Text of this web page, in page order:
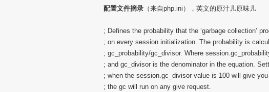
配置文件摘录 （来自php.ini），英文的原汁儿原味儿
; Defines the probability that the ‘garbage collection’
; on every session initialization. The probability is
; gc_probability/gc_divisor. Where
; and gc_divisor is the denominator in the equation.
; when the session.gc_divisor value is 100 will give
; the gc will run on any give request.